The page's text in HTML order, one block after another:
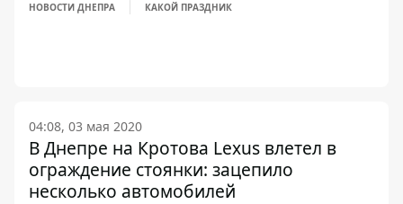
НОВОСТИ ДНЕПРА КАКОЙ ПРАЗДНИК
04:08, 03 мая 2020
В Днепре на Кротова Lexus влетел в
ограждение стоянки: зацепило
несколько автомобилей